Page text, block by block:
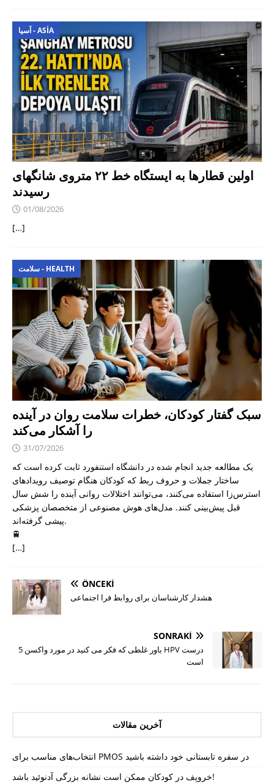
آسیا - ASIA
اولین قطارها به ایستگاه خط ۲۲ متروی شانگهای
رسیدند
01/08/2026
[…]
سلامت - HEALTH
سبک گفتار کودکان، خطرات سلامت روان در آینده
را آشکار می‌کند
31/07/2026
یک مطالعه جدید انجام شده در دانشگاه استنفورد ثابت کرده است که
ساختار جملات و حروف ربط که کودکان هنگام توصیف رویدادهای
استرس‌زا استفاده می‌کنند، می‌توانند اختلالات روانی آینده را شش سال
قبل پیش‌بینی کنند. مدل‌های هوش مصنوعی از متخصصان پزشکی
پیشی گرفته‌اند.
🚆
[…]
ÖNCEKI
هشدار کارشناسان برای روابط فرا اجتماعی
SONRAKI
5 باور غلطی که فکر می کنید در مورد واکسن HPV درست
است
آخرین مقالات
انتخاب‌های مناسب برای PMOS در سفره تابستانی خود داشته باشید
خروپف در کودکان ممکن است نشانه بزرگی آدنوئید باشد!